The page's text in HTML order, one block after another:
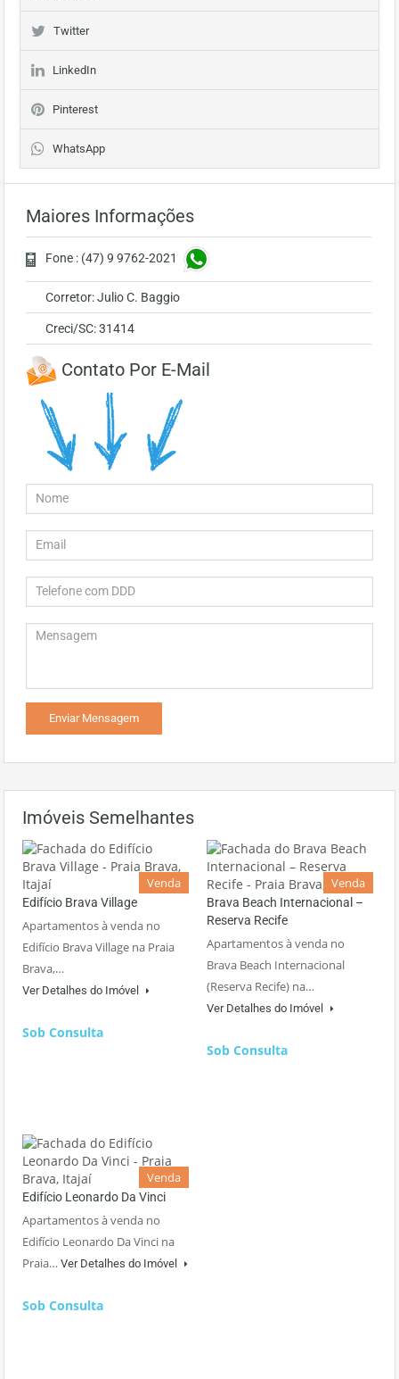
Twitter
LinkedIn
Pinterest
WhatsApp
Maiores Informações
Fone : (47) 9 9762-2021
Corretor: Julio C. Baggio
Creci/SC: 31414
Contato Por E-Mail
Imóveis Semelhantes
Venda
Edifício Brava Village
Apartamentos à venda no
Edifício Brava Village na Praia
Brava,…
Ver Detalhes do Imóvel
Sob Consulta
Venda
Brava Beach Internacional –
Reserva Recife
Apartamentos à venda no
Brava Beach Internacional
(Reserva Recife) na…
Ver Detalhes do Imóvel
Sob Consulta
Venda
Edifício Leonardo Da Vinci
Apartamentos à venda no
Edifício Leonardo Da Vinci na
Praia… Ver Detalhes do Imóvel
Sob Consulta